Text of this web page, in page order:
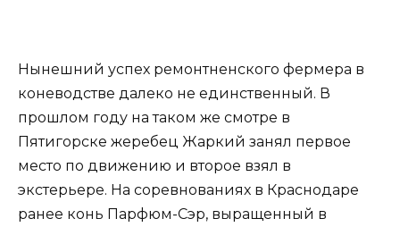
Нынешний успех ремонтненского фермера в
коневодстве далеко не единственный. В
прошлом году на таком же смотре в
Пятигорске жеребец Жаркий занял первое
место по движению и второе взял в
экстерьере. На соревнованиях в Краснодаре
ранее конь Парфюм-Сэр, выращенный в